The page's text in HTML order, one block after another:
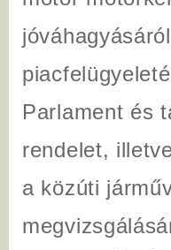
Parlament és
rendelet,
a közúti